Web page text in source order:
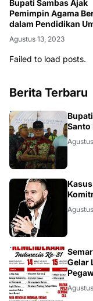
Bupati Sambas Ajak
Pemimpin Agama
dalam Pendidikan
Agustus 13, 2023
Failed to load posts.
Berita Terbaru
DAERAH
Santo
DAERAH
Gelar